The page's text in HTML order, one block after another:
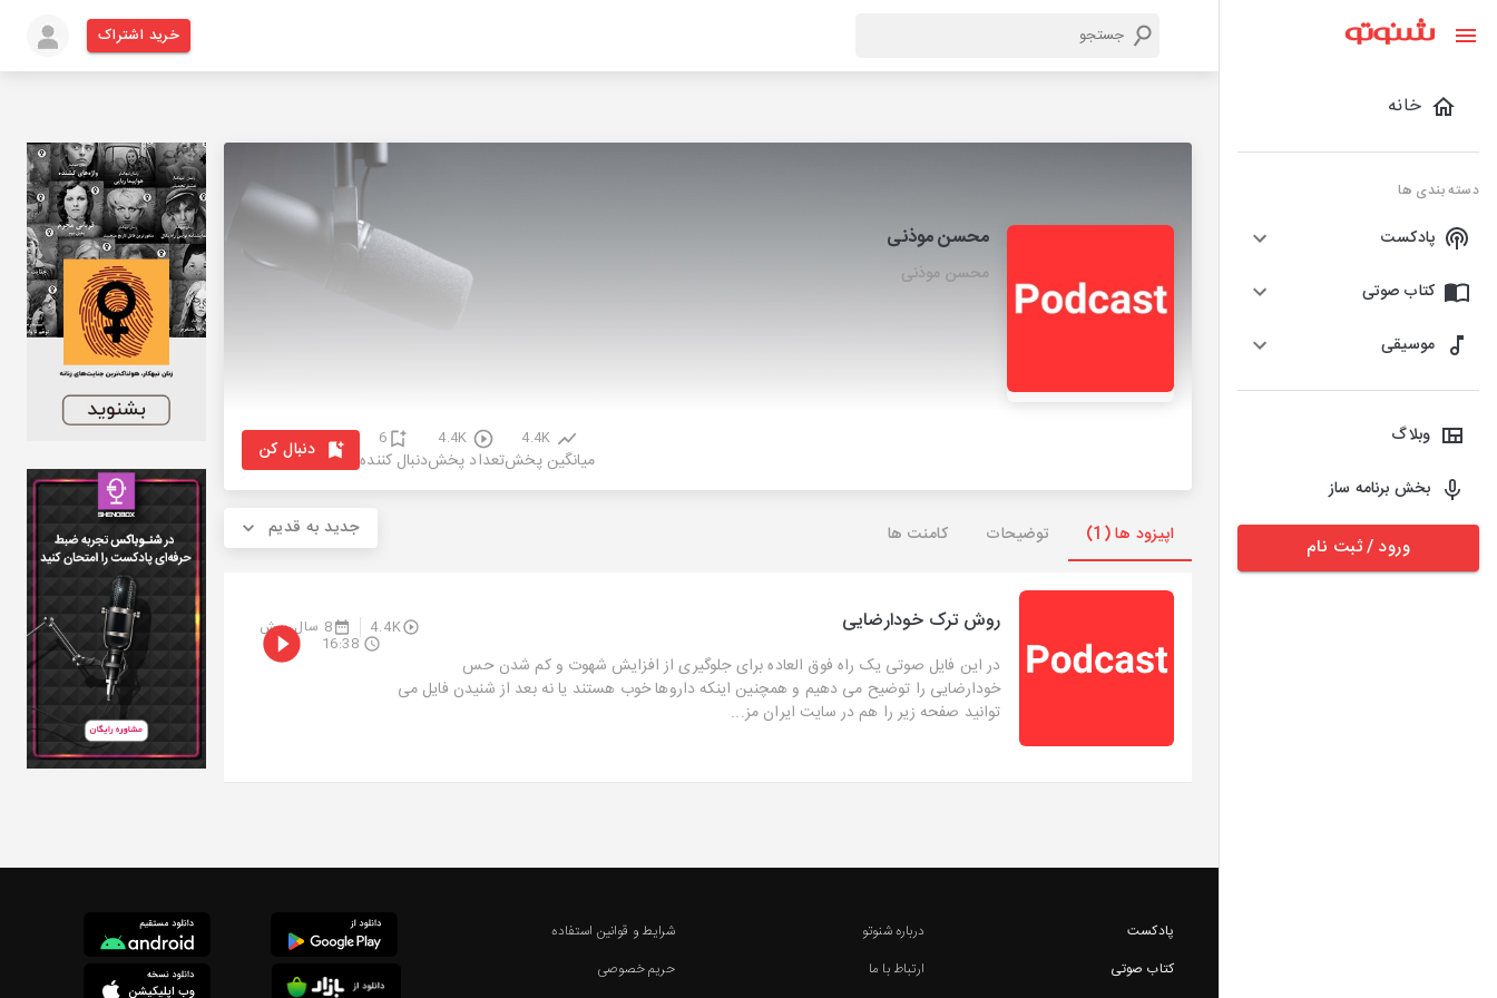
خانه
دسته بندی ها
پادکست
کتاب صوتی
موسیقی
وبلاگ
بخش برنامه ساز
ورود / ثبت نام
خرید اشتراک
محسن موذنی
محسن موذنی
4.4K
میانگین پخش
4.4K
تعداد پخش
6
دنبال کننده دنبال کن
اپیزود ها (1) توضیحات کامنت ها جدید به قدیم
روش ترک خودارضایی 4.4K 8 سال پیش
در این فایل صوتی یک راه فوق العاده برای جلوگیری از افزایش شهوت و کم شدن حس
خودارضایی را توضیح می دهیم و همچنین اینکه داروها خوب هستند یا نه بعد از شنیدن فایل می
توانید صفحه زیر را هم در سایت ایران مز...
16:38
پادکست
کتاب صوتی
درباره شنوتو
ارتباط با ما
شرایط و قوانین استفاده
حریم خصوصی